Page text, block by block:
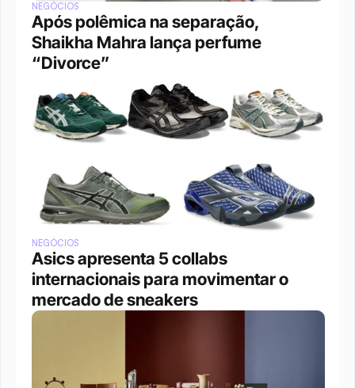
NEGÓCIOS
Após polêmica na separação,
Shaikha Mahra lança perfume
“Divorce”
NEGÓCIOS
Asics apresenta 5 collabs
internacionais para movimentar o
mercado de sneakers